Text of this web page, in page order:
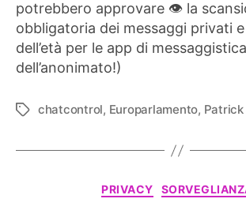
potrebbero approvare 👁️ la
obbligatoria dei messaggi privati
dell’età per le app di
dell’anonimato!)
Tag chatcontrol, Europarlamento,
Categorie
PRIVACY